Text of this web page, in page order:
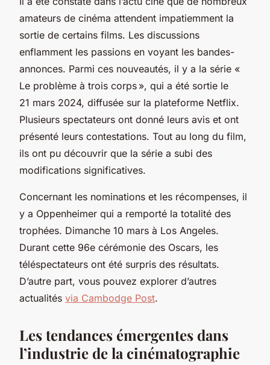
amateurs de cinéma attendent impatiemment la
sortie de certains films. Les discussions
enflamment les passions en voyant les bandes-
annonces. Parmi ces nouveautés, il y a la série «
Le problème à trois corps », qui a été sortie le
21 mars 2024, diffusée sur la plateforme Netflix.
Plusieurs spectateurs ont donné leurs avis et ont
présenté leurs contestations. Tout au long du film,
ils ont pu découvrir que la série a subi des
modifications significatives.
Concernant les nominations et les récompenses, il
y a Oppenheimer qui a remporté la totalité des
trophées. Dimanche 10 mars à Los Angeles.
Durant cette 96e cérémonie des Oscars, les
téléspectateurs ont été surpris des résultats.
D’autre part, vous pouvez explorer d’autres
actualités via Cambodge Post.
Les tendances émergentes dans
l’industrie de la cinématographie